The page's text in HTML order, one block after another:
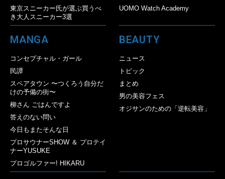
東京スニーカー氏が選ぶ買うべ
き大人スニーカー3選
UOMO Watch Academy
MANGA
コンセプチャル・ガール
民譚
スペアタウン 〜つくろう自分だ
けの予備の街〜
柳さん ごはんですよ
答えのない問い
今日もまたそんな日
プロサウナーSHOW ＆ プロテイ
ナーYUSUKE
プロゴルファー! HIKARU
BEAUTY
ニュース
トピック
まとめ
男の美容フェス
オジサンのための「逆転美容」